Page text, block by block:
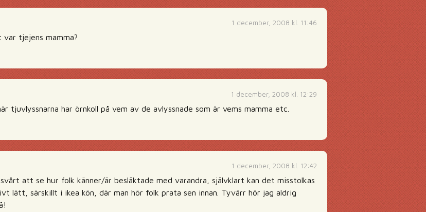
1 december, 2008 kl. 11:46
tjejens mamma?
1 december, 2008 kl. 12:29
tjuvlyssnarna har örnkoll på vem av de avlyssnade som är vems mamma etc.
1 december, 2008 kl. 12:42
att se hur folk känner/är besläktade med varandra, självklart kan det misstolkas
lätt, särskillt i ikea kön, där man hör folk prata sen innan. Tyvärr hör jag aldrig